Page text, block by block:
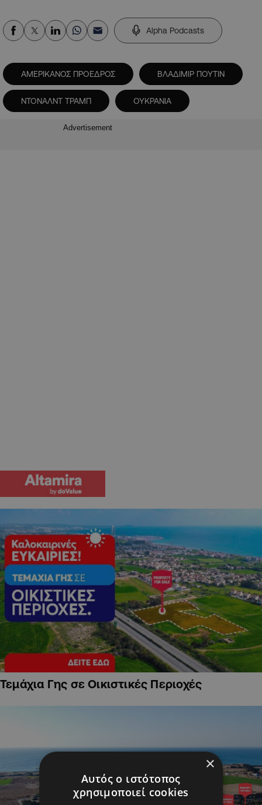
Alpha Podcasts
ΑΜΕΡΙΚΑΝΟΣ ΠΡΟΕΔΡΟΣ ΒΛΑΔΙΜΙΡ ΠΟΥΤΙΝ
ΝΤΟΝΑΛΝΤ ΤΡΑΜΠ ΟΥΚΡΑΝΙΑ
Advertisement
Τεμάχια Γης σε Οικιστικές Περιοχές
×
Αυτός ο ιστότοπος
χρησιμοποιεί cookies